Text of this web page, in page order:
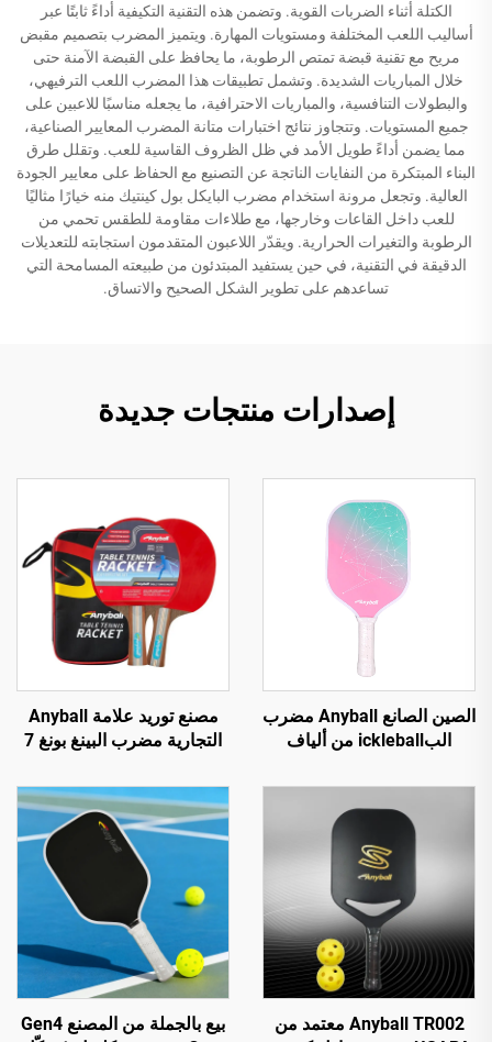
الكتلة أثناء الضربات القوية. وتضمن هذه التقنية التكيفية أداءً ثابتًا عبر
أساليب اللعب المختلفة ومستويات المهارة. ويتميز المضرب بتصميم مقبض
مريح مع تقنية قبضة تمتص الرطوبة، ما يحافظ على القبضة الآمنة حتى
خلال المباريات الشديدة. وتشمل تطبيقات هذا المضرب اللعب الترفيهي،
والبطولات التنافسية، والمباريات الاحترافية، ما يجعله مناسبًا للاعبين على
جميع المستويات. وتتجاوز نتائج اختبارات متانة المضرب المعايير الصناعية،
مما يضمن أداءً طويل الأمد في ظل الظروف القاسية للعب. وتقلل طرق
البناء المبتكرة من النفايات الناتجة عن التصنيع مع الحفاظ على معايير الجودة
العالية. وتجعل مرونة استخدام مضرب البايكل بول كينتيك منه خيارًا مثاليًا
للعب داخل القاعات وخارجها، مع طلاءات مقاومة للطقس تحمي من
الرطوبة والتغيرات الحرارية. ويقدّر اللاعبون المتقدمون استجابته للتعديلات
الدقيقة في التقنية، في حين يستفيد المبتدئون من طبيعته المسامحة التي
تساعدهم على تطوير الشكل الصحيح والاتساق.
إصدارات منتجات جديدة
الصين الصانع Anyball مضرب
البickleball من ألياف
التصنيع حسب الطلب (OEM)
مصنع توريد علامة Anyball
التجارية مضرب البينغ بونغ 7
السيماء، مضرب تنس
الطاولة، طقم مكون من
مضربين مع حقيبة
Anyball TR002 معتمد من
بيع بالجملة من المصنع Gen4